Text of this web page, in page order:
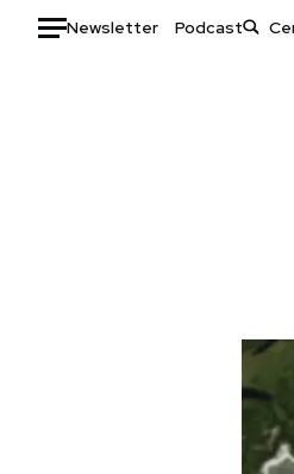
Newsletter Podcast